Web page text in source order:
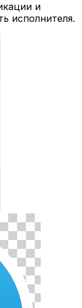
и
исполнителя.